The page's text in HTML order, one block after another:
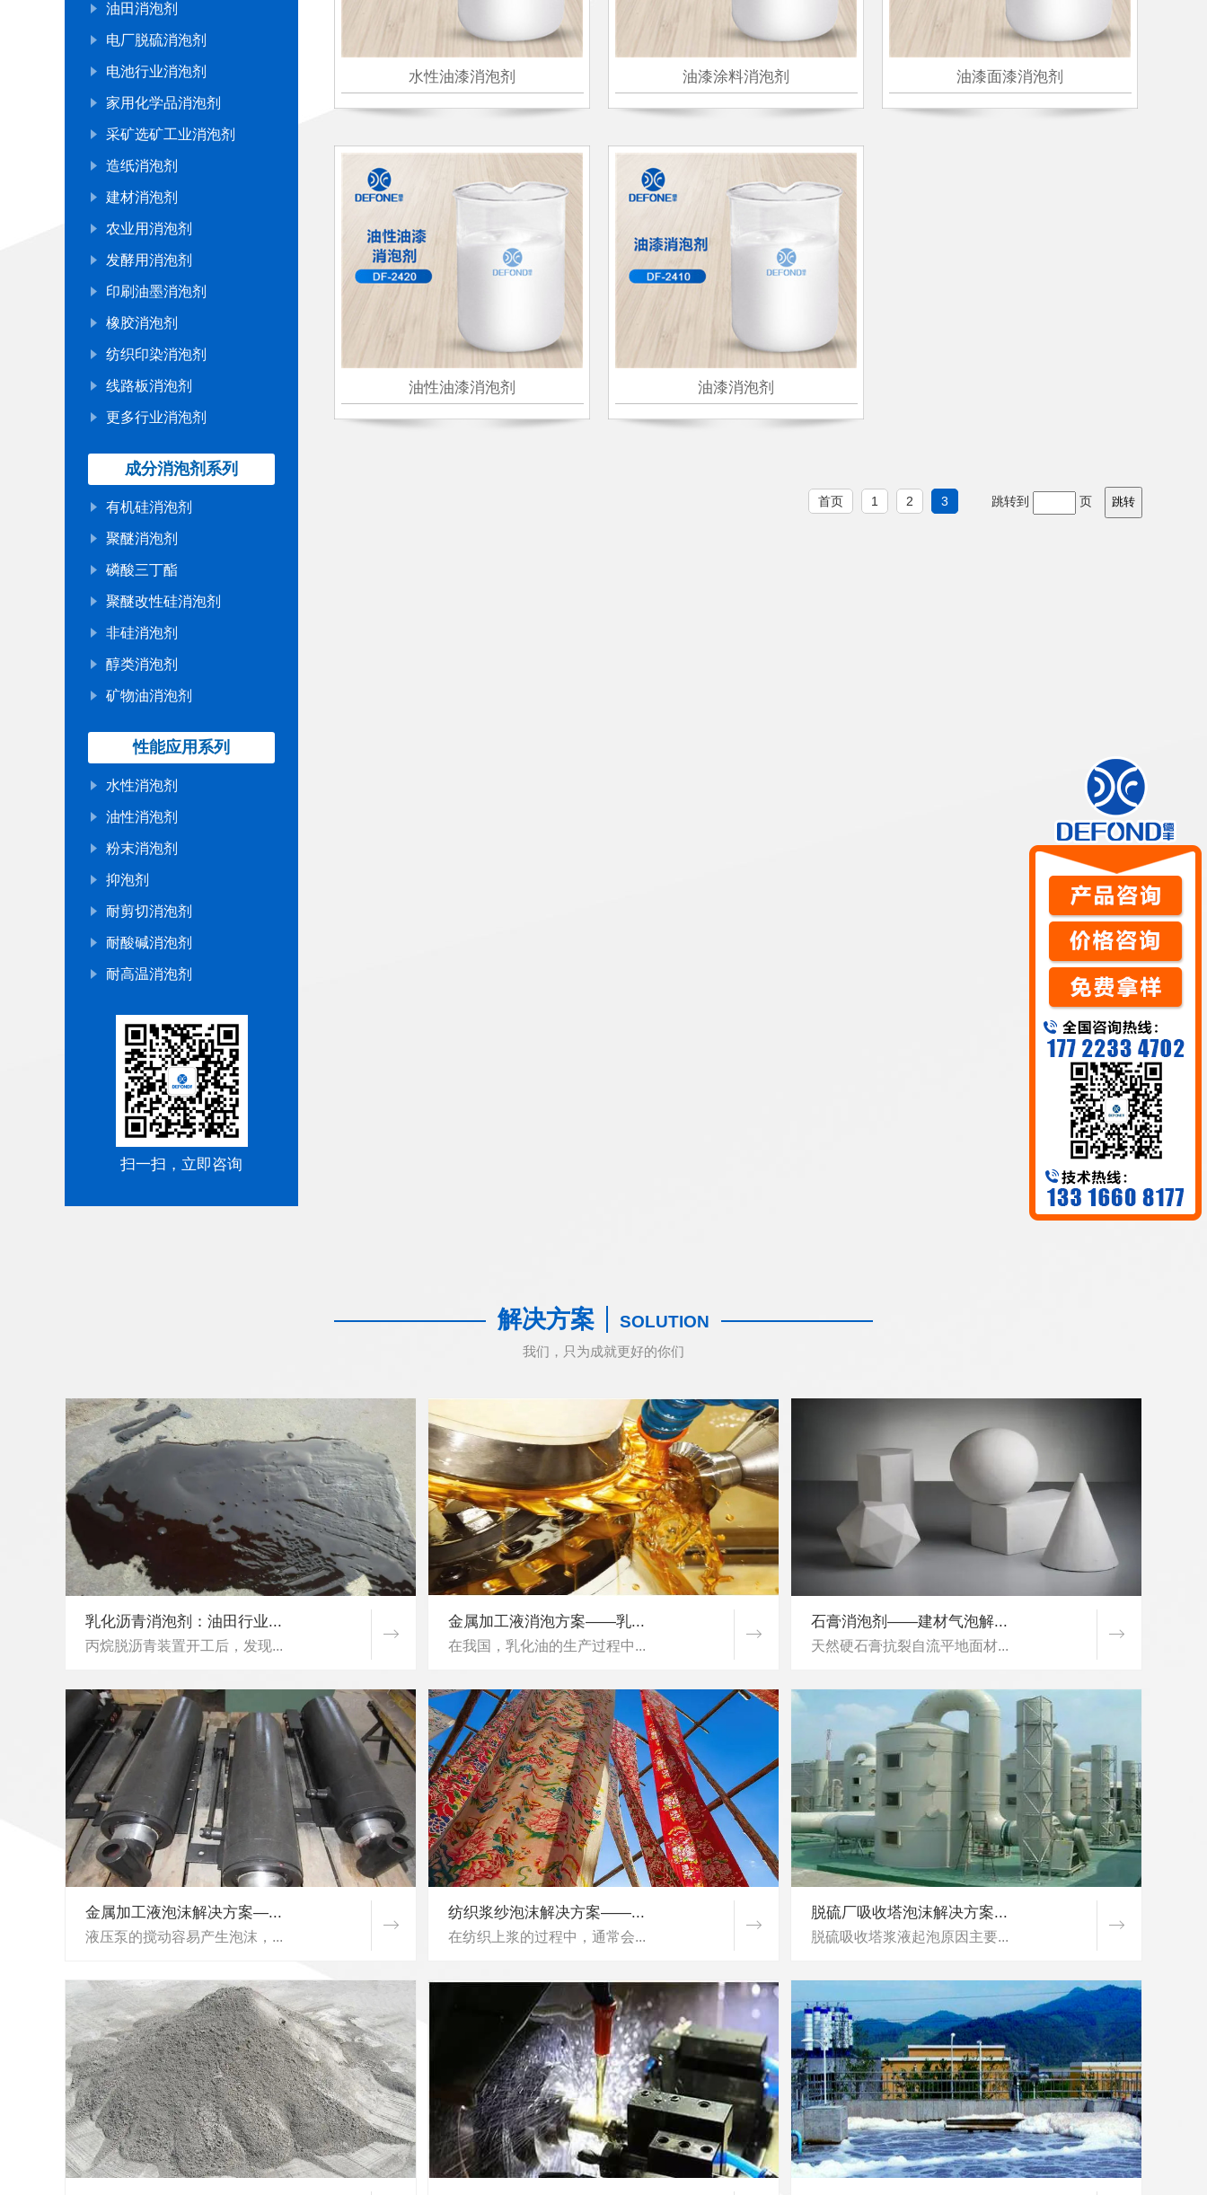
油田消泡剂
电厂脱硫消泡剂
电池行业消泡剂
家用化学品消泡剂
采矿选矿工业消泡剂
造纸消泡剂
建材消泡剂
农业用消泡剂
发酵用消泡剂
印刷油墨消泡剂
橡胶消泡剂
纺织印染消泡剂
线路板消泡剂
更多行业消泡剂
成分消泡剂系列
有机硅消泡剂
聚醚消泡剂
磷酸三丁酯
聚醚改性硅消泡剂
非硅消泡剂
醇类消泡剂
矿物油消泡剂
性能应用系列
水性消泡剂
油性消泡剂
粉末消泡剂
抑泡剂
耐剪切消泡剂
耐酸碱消泡剂
耐高温消泡剂
扫一扫，立即咨询
水性油漆消泡剂 油漆涂料消泡剂 油漆面漆消泡剂
油性油漆消泡剂 油漆消泡剂
首页 1 2 3 跳转到 页
解决方案 SOLUTION
我们，只为成就更好的你们
乳化沥青消泡剂：油田行业...
丙烷脱沥青装置开工后，发现...
金属加工液消泡方案——乳...
在我国，乳化油的生产过程中...
石膏消泡剂——建材气泡解...
天然硬石膏抗裂自流平地面材...
金属加工液泡沫解决方案—...
液压泵的搅动容易产生泡沫，...
纺织浆纱泡沫解决方案——...
在纺织上浆的过程中，通常会...
脱硫厂吸收塔泡沫解决方案...
脱硫吸收塔浆液起泡原因主要...